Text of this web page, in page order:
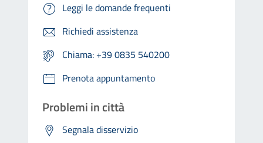
Leggi le domande frequenti
Richiedi assistenza
Chiama: +39 0835 540200
Prenota appuntamento
Problemi in città
Segnala disservizio